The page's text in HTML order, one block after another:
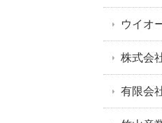
ウイオ
株式会
有限会